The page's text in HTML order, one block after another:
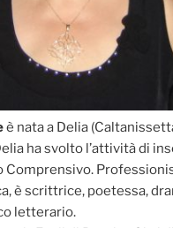
è nata a Delia
ha svolto l’attività di
Comprensivo.
è scrittrice, poetessa,
letterario.